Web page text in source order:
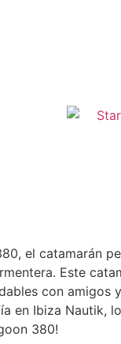
el catamarán
Este
con
en Ibiza Nautik,
380!